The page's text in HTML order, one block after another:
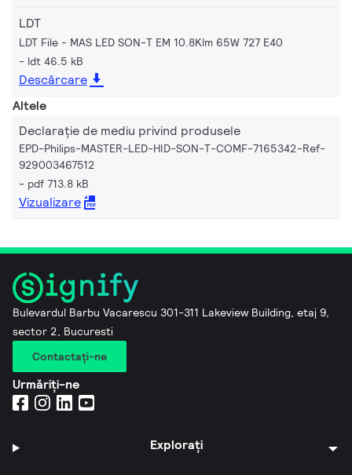
LDT
LDT File - MAS LED SON-T EM 10.8Klm 65W 727 E40
ldt 46.5 kB
Descărcare
Altele
Declarație de mediu privind produsele
EPD-Philips-MASTER-LED-HID-SON-T-COMF-7165342-Ref-
929003467512
pdf 713.8 kB
Vizualizare
Bulevardul Barbu Vacarescu 301-311 Lakeview Building, etaj 9,
sector 2, Bucuresti
Contactaţi-ne
Urmăriți-ne
Explorați